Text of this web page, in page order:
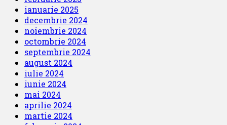
ianuarie 2025
decembrie 2024
noiembrie 2024
octombrie 2024
septembrie 2024
august 2024
iulie 2024
iunie 2024
mai 2024
aprilie 2024
martie 2024